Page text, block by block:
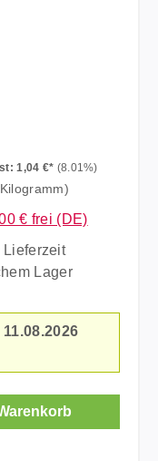
1,04 €* (8.01%)
€ frei (DE)
Lieferzeit
Lager
11.08.2026
gewünschten